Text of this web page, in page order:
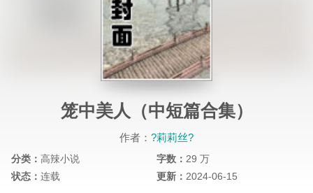
笼中美人（中短篇合集）
作者： ?莉莉丝?
分类： 高辣小说 字数： 29 万
状态： 连载 更新： 2024-06-15